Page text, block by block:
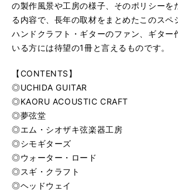
の製作風景や工房の様子、そのポリシーを
る内容で、長年の取材をまとめたこのスペ
ハンドクラフト・ギターのファン、ギター
いる方には待望の1冊と言えるものです。
【CONTENTS】
◎UCHIDA GUITAR
◎KAORU ACOUSTIC CRAFT
◎夢弦堂
◎エム・シオザキ弦楽器工房
◎シモギターズ
◎ウォーター・ロード
◎スギ・クラフト
◎ヘッドウェイ